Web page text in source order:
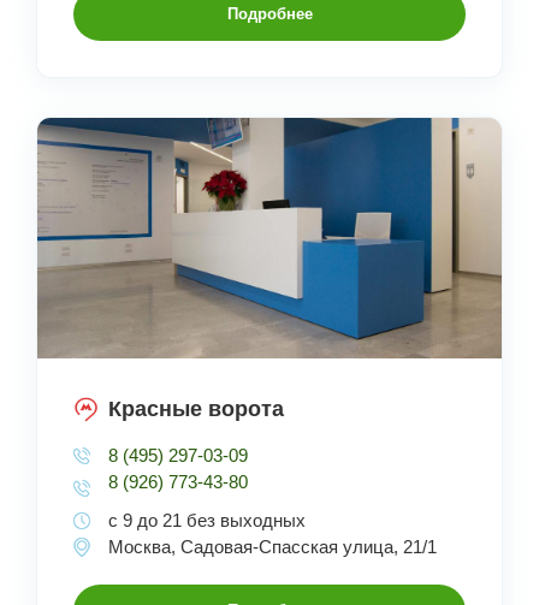
Подробнее
Красные ворота
8 (495) 297-03-09
8 (926) 773-43-80
с 9 до 21 без выходных
Москва, Садовая-Спасская улица, 21/1